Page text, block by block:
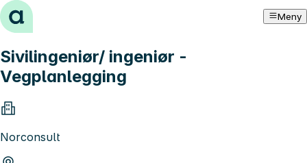
Hopp til innhold Meny
Sivilingeniør/ ingeniør -
Vegplanlegging
Norconsult